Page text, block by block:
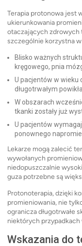
Terapia protonowa jest
ukierunkowania
otaczających zdrowych
szczególnie korzystna
Blisko ważnych
kręgowego, pnia
U pacjentów w wieku
długotrwałym
W obszarach
tkanki zostały już
U pacjentów
ponownego
Lekarze mogą zalecić
wywołanych
niedopuszczalnie
guza potrzebne są
Protonoterapia, dzięki
promieniowania, nie
ogranicza długotrwałe
niektórych przypadkach
Wskazania do